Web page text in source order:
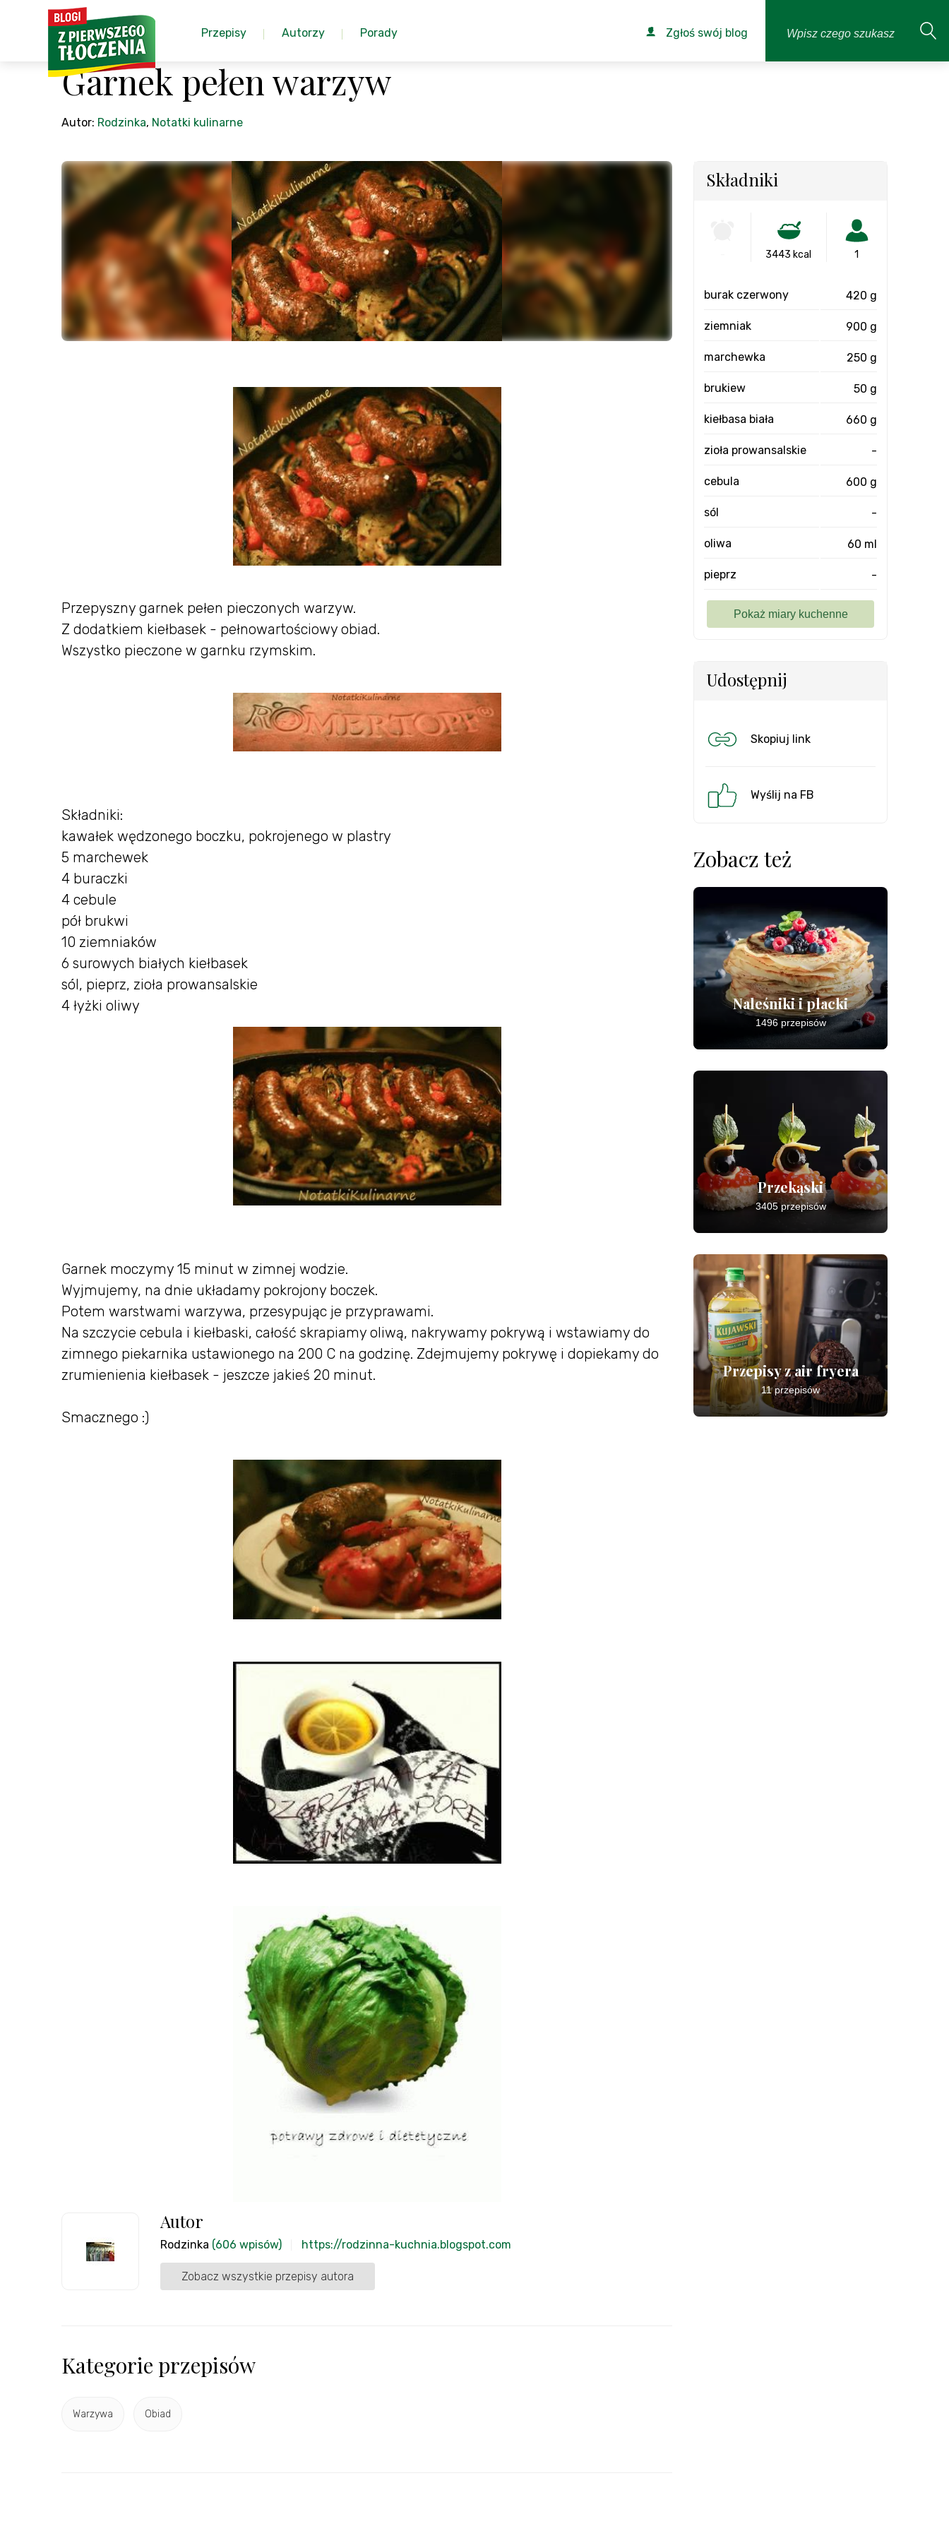
Przepisy Autorzy Porady Zgłoś swój blog
Garnek pełen warzyw
Autor: Rodzinka, Notatki kulinarne
Przepyszny garnek pełen pieczonych warzyw.
Z dodatkiem kiełbasek - pełnowartościowy obiad.
Wszystko pieczone w garnku rzymskim.
Składniki:
kawałek wędzonego boczku, pokrojenego w plastry
5 marchewek
4 buraczki
4 cebule
pół brukwi
10 ziemniaków
6 surowych białych kiełbasek
sól, pieprz, zioła prowansalskie
4 łyżki oliwy
Garnek moczymy 15 minut w zimnej wodzie.
Wyjmujemy, na dnie układamy pokrojony boczek.
Potem warstwami warzywa, przesypując je przyprawami.
Na szczycie cebula i kiełbaski, całość skrapiamy oliwą, nakrywamy pokrywą i wstawiamy do
zimnego piekarnika ustawionego na 200 C na godzinę. Zdejmujemy pokrywę i dopiekamy do
zrumienienia kiełbasek - jeszcze jakieś 20 minut.
Smacznego :)
Autor
Rodzinka (606 wpisów) https://rodzinna-kuchnia.blogspot.com
Zobacz wszystkie przepisy autora
Kategorie przepisów
Warzywa Obiad
Składniki
3443 kcal 1
burak czerwony 420 g
ziemniak 900 g
marchewka 250 g
brukiew 50 g
kiełbasa biała 660 g
zioła prowansalskie -
cebula 600 g
sól -
oliwa 60 ml
pieprz -
Udostępnij
Skopiuj link
Wyślij na FB
Zobacz też
Naleśniki i placki
1496 przepisów
Przekąski
3405 przepisów
Przepisy z air fryera
11 przepisów